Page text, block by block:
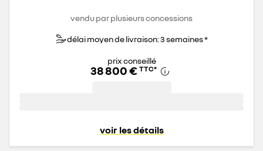
vendu par plusieurs concessions
délai moyen de livraison: 3 semaines *
prix conseillé
38 800 € TTC*
voir les détails